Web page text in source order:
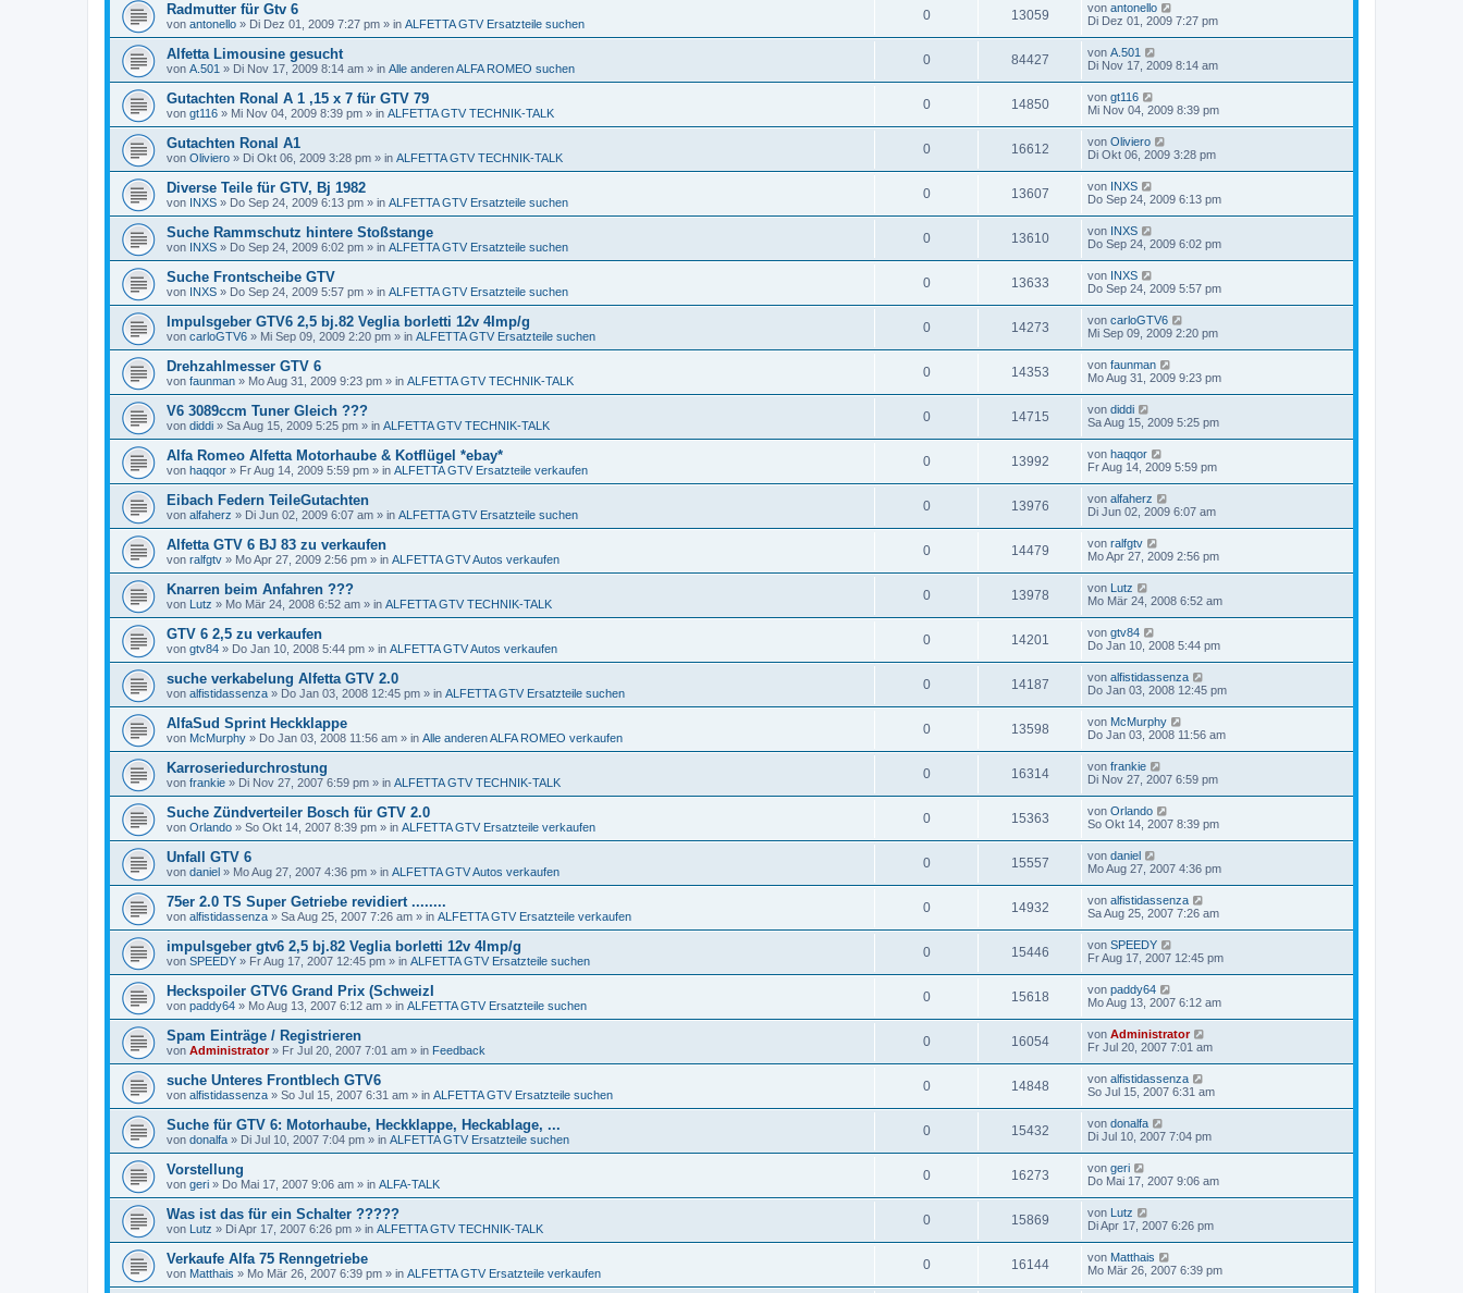
Radmutter für Gtv 6
von antonello » Di Dez 01, 2009 7:27 pm » in ALFETTA GTV Ersatzteile suchen
0 13059 von antonello
Di Dez 01, 2009 7:27 pm
Alfetta Limousine gesucht
von A.501 » Di Nov 17, 2009 8:14 am » in Alle anderen ALFA ROMEO suchen
0 84427 von A.501
Di Nov 17, 2009 8:14 am
Gutachten Ronal A 1 ,15 x 7 für GTV 79
von gt116 » Mi Nov 04, 2009 8:39 pm » in ALFETTA GTV TECHNIK-TALK
0 14850 von gt116
Mi Nov 04, 2009 8:39 pm
Gutachten Ronal A1
von Oliviero » Di Okt 06, 2009 3:28 pm » in ALFETTA GTV TECHNIK-TALK
0 16612 von Oliviero
Di Okt 06, 2009 3:28 pm
Diverse Teile für GTV, Bj 1982
von INXS » Do Sep 24, 2009 6:13 pm » in ALFETTA GTV Ersatzteile suchen
0 13607 von INXS
Do Sep 24, 2009 6:13 pm
Suche Rammschutz hintere Stoßstange
von INXS » Do Sep 24, 2009 6:02 pm » in ALFETTA GTV Ersatzteile suchen
0 13610 von INXS
Do Sep 24, 2009 6:02 pm
Suche Frontscheibe GTV
von INXS » Do Sep 24, 2009 5:57 pm » in ALFETTA GTV Ersatzteile suchen
0 13633 von INXS
Do Sep 24, 2009 5:57 pm
Impulsgeber GTV6 2,5 bj.82 Veglia borletti 12v 4Imp/g
von carloGTV6 » Mi Sep 09, 2009 2:20 pm » in ALFETTA GTV Ersatzteile suchen
0 14273 von carloGTV6
Mi Sep 09, 2009 2:20 pm
Drehzahlmesser GTV 6
von faunman » Mo Aug 31, 2009 9:23 pm » in ALFETTA GTV TECHNIK-TALK
0 14353 von faunman
Mo Aug 31, 2009 9:23 pm
V6 3089ccm Tuner Gleich ???
von diddi » Sa Aug 15, 2009 5:25 pm » in ALFETTA GTV TECHNIK-TALK
0 14715 von diddi
Sa Aug 15, 2009 5:25 pm
Alfa Romeo Alfetta Motorhaube & Kotflügel *ebay*
von haqqor » Fr Aug 14, 2009 5:59 pm » in ALFETTA GTV Ersatzteile verkaufen
0 13992 von haqqor
Fr Aug 14, 2009 5:59 pm
Eibach Federn TeileGutachten
von alfaherz » Di Jun 02, 2009 6:07 am » in ALFETTA GTV Ersatzteile suchen
0 13976 von alfaherz
Di Jun 02, 2009 6:07 am
Alfetta GTV 6 BJ 83 zu verkaufen
von ralfgtv » Mo Apr 27, 2009 2:56 pm » in ALFETTA GTV Autos verkaufen
0 14479 von ralfgtv
Mo Apr 27, 2009 2:56 pm
Knarren beim Anfahren ???
von Lutz » Mo Mär 24, 2008 6:52 am » in ALFETTA GTV TECHNIK-TALK
0 13978 von Lutz
Mo Mär 24, 2008 6:52 am
GTV 6 2,5 zu verkaufen
von gtv84 » Do Jan 10, 2008 5:44 pm » in ALFETTA GTV Autos verkaufen
0 14201 von gtv84
Do Jan 10, 2008 5:44 pm
suche verkabelung Alfetta GTV 2.0
von alfistidassenza » Do Jan 03, 2008 12:45 pm » in ALFETTA GTV Ersatzteile suchen
0 14187 von alfistidassenza
Do Jan 03, 2008 12:45 pm
AlfaSud Sprint Heckklappe
von McMurphy » Do Jan 03, 2008 11:56 am » in Alle anderen ALFA ROMEO verkaufen
0 13598 von McMurphy
Do Jan 03, 2008 11:56 am
Karroseriedurchrostung
von frankie » Di Nov 27, 2007 6:59 pm » in ALFETTA GTV TECHNIK-TALK
0 16314 von frankie
Di Nov 27, 2007 6:59 pm
Suche Zündverteiler Bosch für GTV 2.0
von Orlando » So Okt 14, 2007 8:39 pm » in ALFETTA GTV Ersatzteile verkaufen
0 15363 von Orlando
So Okt 14, 2007 8:39 pm
Unfall GTV 6
von daniel » Mo Aug 27, 2007 4:36 pm » in ALFETTA GTV Autos verkaufen
0 15557 von daniel
Mo Aug 27, 2007 4:36 pm
75er 2.0 TS Super Getriebe revidiert ........
von alfistidassenza » Sa Aug 25, 2007 7:26 am » in ALFETTA GTV Ersatzteile verkaufen
0 14932 von alfistidassenza
Sa Aug 25, 2007 7:26 am
impulsgeber gtv6 2,5 bj.82 Veglia borletti 12v 4Imp/g
von SPEEDY » Fr Aug 17, 2007 12:45 pm » in ALFETTA GTV Ersatzteile suchen
0 15446 von SPEEDY
Fr Aug 17, 2007 12:45 pm
Heckspoiler GTV6 Grand Prix (SchweizI
von paddy64 » Mo Aug 13, 2007 6:12 am » in ALFETTA GTV Ersatzteile suchen
0 15618 von paddy64
Mo Aug 13, 2007 6:12 am
Spam Einträge / Registrieren
von Administrator» Fr Jul 20, 2007 7:01 am » in Feedback
0 16054 von Administrator
Fr Jul 20, 2007 7:01 am
suche Unteres Frontblech GTV6
von alfistidassenza » So Jul 15, 2007 6:31 am » in ALFETTA GTV Ersatzteile suchen
0 14848 von alfistidassenza
So Jul 15, 2007 6:31 am
Suche für GTV 6: Motorhaube, Heckklappe, Heckablage, ...
von donalfa » Di Jul 10, 2007 7:04 pm » in ALFETTA GTV Ersatzteile suchen
0 15432 von donalfa
Di Jul 10, 2007 7:04 pm
Vorstellung
von geri » Do Mai 17, 2007 9:06 am » in ALFA-TALK
0 16273 von geri
Do Mai 17, 2007 9:06 am
Was ist das für ein Schalter ?????
von Lutz » Di Apr 17, 2007 6:26 pm » in ALFETTA GTV TECHNIK-TALK
0 15869 von Lutz
Di Apr 17, 2007 6:26 pm
Verkaufe Alfa 75 Renngetriebe
von Matthais » Mo Mär 26, 2007 6:39 pm » in ALFETTA GTV Ersatzteile verkaufen
0 16144 von Matthais
Mo Mär 26, 2007 6:39 pm